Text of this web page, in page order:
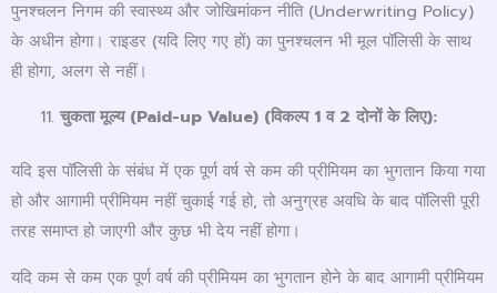
पुनश्चलन निगम की स्वास्थ्य और जोखिमांकन नीति (Underwriting Policy)
के अधीन होगा। राइडर (यदि लिए गए हों) का पुनश्चलन भी मूल पॉलिसी के साथ
ही होगा, अलग से नहीं।
चुकता मूल्य (Paid-up Value) (विकल्प 1 व 2 दोनों के लिए):
यदि इस पॉलिसी के संबंध में एक पूर्ण वर्ष से कम की प्रीमियम का भुगतान किया गया
हो और आगामी प्रीमियम नहीं चुकाई गई हो, तो अनुग्रह अवधि के बाद पॉलिसी पूरी
तरह समाप्त हो जाएगी और कुछ भी देय नहीं होगा।
यदि कम से कम एक पूर्ण वर्ष की प्रीमियम का भुगतान होने के बाद आगामी प्रीमियम